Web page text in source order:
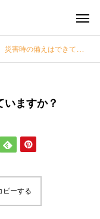
時の備えはできていますか？
ますか？
ピーする